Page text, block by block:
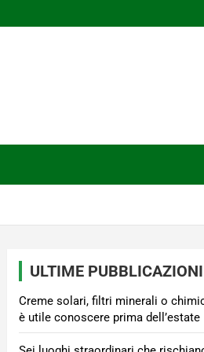
ULTIME PUBBLICAZIONI
Creme solari, filtri minerali o
è utile conoscere prima dell’estate